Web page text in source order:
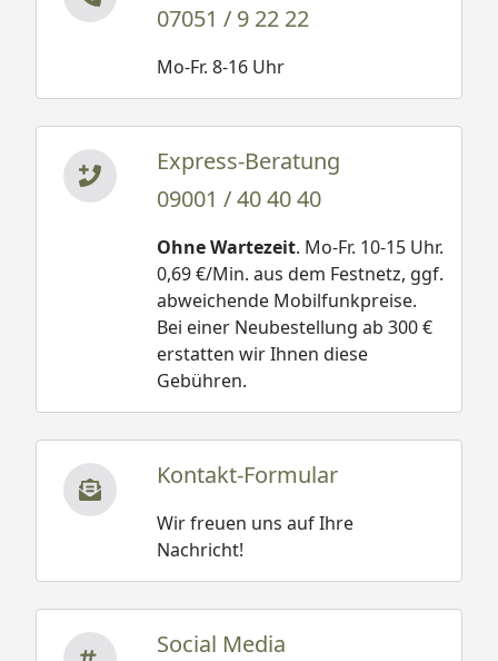
07051 / 9 22 22
Mo-Fr. 8-16 Uhr
Express-Beratung
09001 / 40 40 40
Ohne Wartezeit. Mo-Fr. 10-15 Uhr.
0,69 €/Min. aus dem Festnetz, ggf.
abweichende Mobilfunkpreise.
Bei einer Neubestellung ab 300 €
erstatten wir Ihnen diese
Gebühren.
Kontakt-Formular
Wir freuen uns auf Ihre
Nachricht!
Social Media